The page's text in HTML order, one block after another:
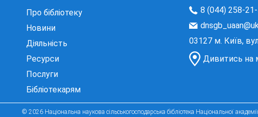
Про бібліотеку
Новини
Діяльність
Ресурси
Послуги
Бібліотекарям
8 (044) 258-
03127 м. Київ,
Дивитись на
© 2026 Національна наукова сільськогосподарська бібліотека Національної